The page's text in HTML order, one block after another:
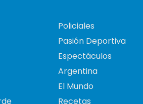
Policiales
Pasión Deportiva
Espectáculos
Argentina
El Mundo
Recetas